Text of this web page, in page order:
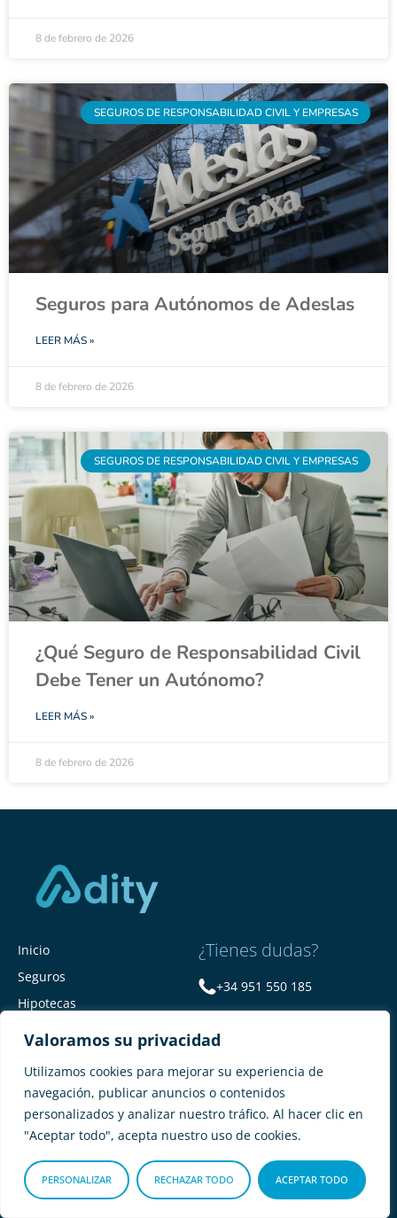
Valoramos su privacidad
Utilizamos cookies para mejorar su experiencia de
navegación, publicar anuncios o contenidos
personalizados y analizar nuestro tráfico. Al hacer clic en
"Aceptar todo", acepta nuestro uso de cookies.
PERSONALIZAR RECHAZAR TODO ACEPTAR TODO
8 de febrero de 2026
SEGUROS DE RESPONSABILIDAD CIVIL Y EMPRESAS
Seguros para Autónomos de Adeslas
LEER MÁS »
8 de febrero de 2026
SEGUROS DE RESPONSABILIDAD CIVIL Y EMPRESAS
¿Qué Seguro de Responsabilidad Civil
Debe Tener un Autónomo?
LEER MÁS »
8 de febrero de 2026
Inicio
Seguros
Hipotecas
Sobre Adity
¿Tienes dudas?
+34 951 550 185